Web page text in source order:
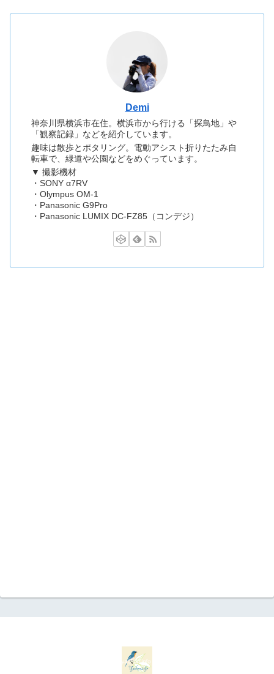
Demi
神奈川県横浜市在住。横浜市から行ける「探鳥地」や
「観察記録」などを紹介しています。
趣味は散歩とポタリング。電動アシスト折りたたみ自
転車で、緑道や公園などをめぐっています。
▼ 撮影機材
・SONY α7RV
・Olympus OM-1
・Panasonic G9Pro
・Panasonic LUMIX DC-FZ85（コンデジ）